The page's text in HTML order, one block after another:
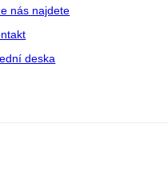
nás najdete
deska